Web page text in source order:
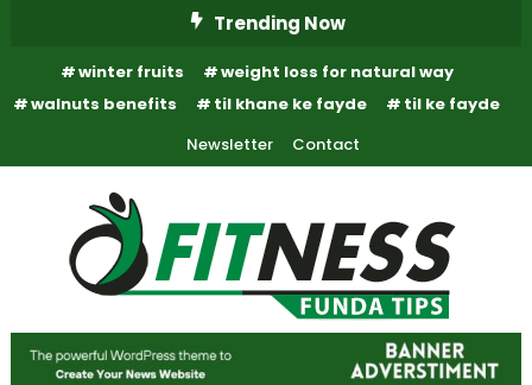
Content
Trending Now
winter fruits
weight loss for natural way
walnuts benefits
til khane ke fayde
til ke fayde
Newsletter
Contact
Fitness Funda Tips
Fitness Funda Tips